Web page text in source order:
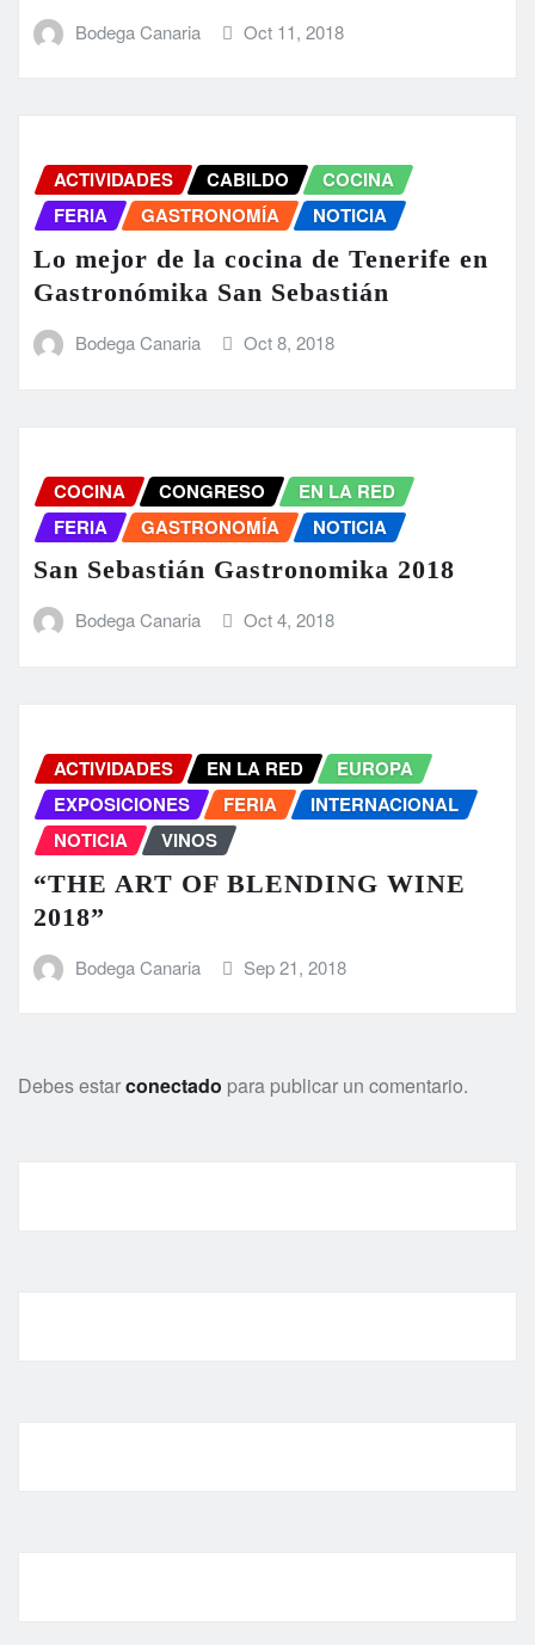
Bodega Canaria Oct 11, 2018
ACTIVIDADES CABILDO
COCINA
FERIA
GASTRONOMÍA NOTICIA
Lo mejor de la cocina de Tenerife en
Gastronómika San Sebastián
Bodega Canaria Oct 8, 2018
COCINA CONGRESO
EN LA RED
FERIA
GASTRONOMÍA NOTICIA
San Sebastián Gastronomika 2018
Bodega Canaria Oct 4, 2018
ACTIVIDADES EN LA RED
EUROPA
EXPOSICIONES
FERIA
INTERNACIONAL
NOTICIA
VINOS
“THE ART OF BLENDING WINE
2018”
Bodega Canaria Sep 21, 2018
Debes estarconectado para publicar un comentario.